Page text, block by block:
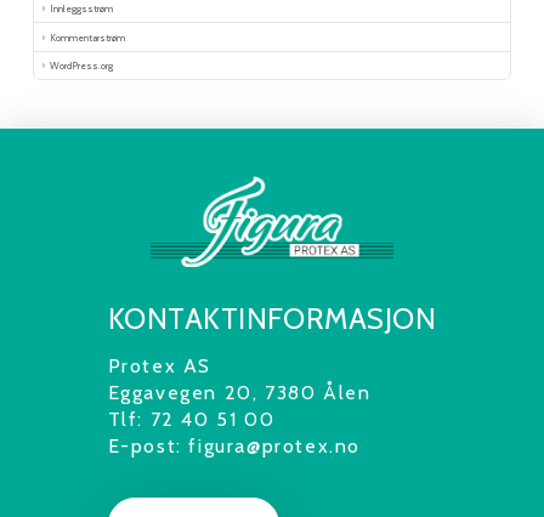
Innleggsstrøm
Kommentarstrøm
WordPress.org
KONTAKTINFORMASJON
Protex AS
Eggavegen 20, 7380 Ålen
Tlf: 72 40 51 00
E-post: figura@protex.no